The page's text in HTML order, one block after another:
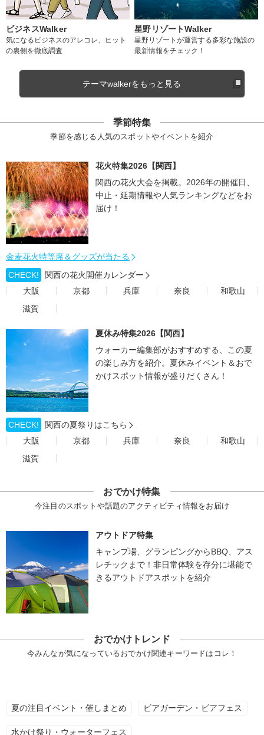
ビジネスWalker
気になるビジネスのアレコレ、ヒット
の裏側を徹底調査
星野リゾートWalker
星野リゾートが運営する多彩な施設の
最新情報をチェック！
テーマwalkerをもっと見る
季節特集
季節を感じる人気のスポットやイベントを紹介
花火特集2026【関西】
関西の花火大会を掲載。2026年の開催日、
中止・延期情報や人気ランキングなどをお
届け！
金麦花火特等席＆グッズが当たる
CHECK!
関西の花火開催カレンダー
大阪
京都 兵庫 奈良
和歌山
滋賀
夏休み特集2026【関西】
ウォーカー編集部がおすすめする、この夏
の楽しみ方を紹介。夏休みイベント＆おで
かけスポット情報が盛りだくさん！
CHECK!
関西の夏祭りはこちら
大阪
京都 兵庫 奈良
和歌山
滋賀
おでかけ特集
今注目のスポットや話題のアクティビティ情報をお届け
アウトドア特集
キャンプ場、グランピングからBBQ、アス
レチックまで！非日常体験を存分に堪能で
きるアウトドアスポットを紹介
おでかけトレンド
今みんなが気になっているおでかけ関連キーワードはコレ！
夏の注目イベント・催しまとめ ビアガーデン・ビアフェス
水かけ祭り・ウォーターフェス